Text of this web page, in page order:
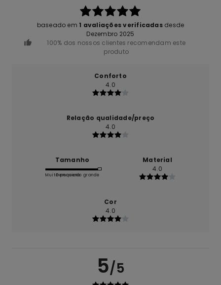
baseado em 1 avaliações verificadasdesde
Dezembro 2025
100% dos nossos clientes recomendam este
produto
Conforto
4.0
Relação qualidade/preço
4.0
Tamanho
Muito pequeno
Demasiado grande
Material
4.0
Cor
4.0
5/5